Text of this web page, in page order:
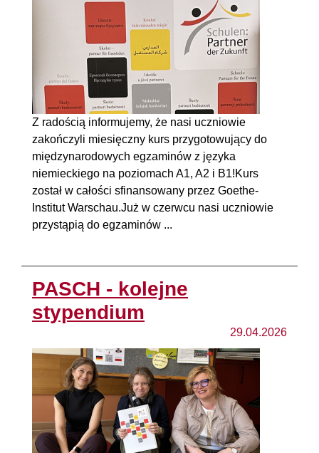
Z radością informujemy, że nasi uczniowie
zakończyli miesięczny kurs przygotowujący do
międzynarodowych egzaminów z języka
niemieckiego na poziomach A1, A2 i B1!Kurs
został w całości sfinansowany przez Goethe-
Institut Warschau.Już w czerwcu nasi uczniowie
przystąpią do egzaminów ...
PASCH - kolejne
stypendium
29.04.2026